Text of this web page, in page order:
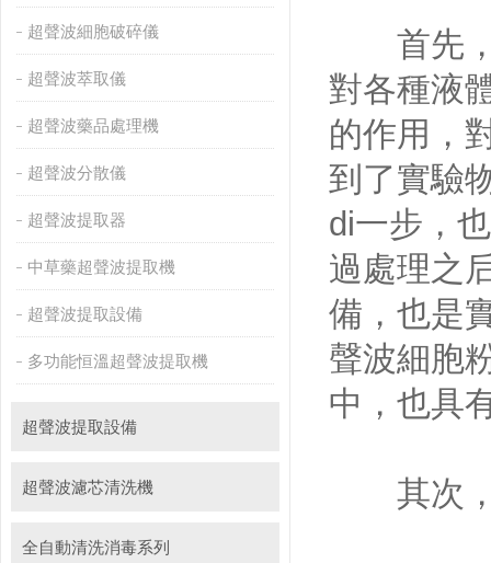
超聲波細胞破碎儀
超聲波萃取儀
超聲波藥品處理機
超聲波分散儀
超聲波提取器
中草藥超聲波提取機
超聲波提取設備
多功能恒溫超聲波提取機
超聲波提取設備
超聲波濾芯清洗機
全自動清洗消毒系列
首先，
對各種液
的作用，
到了實驗
di一步
過處理之
備，
聲波細胞
中，
其次